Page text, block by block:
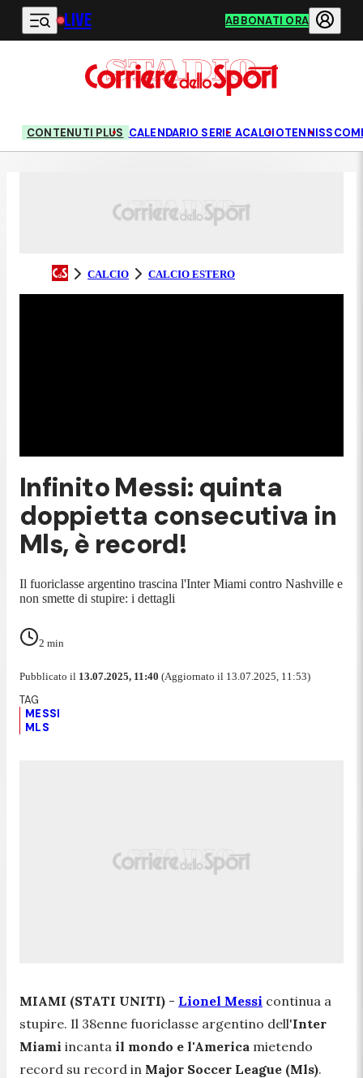
Vai al contenuto principale
LIVE ABBONATI ORA
CONTENUTI PLUS CALENDARIO SERIE ACALCIOTENNIS
CALCIO CALCIO ESTERO
Infinito Messi: quinta
doppietta consecutiva in
Mls, è record!
Il fuoriclasse argentino trascina l'Inter Miami contro Nashville e
non smette di stupire: i dettagli
2 min
Pubblicato il 13.07.2025, 11:40 (Aggiornato il 13.07.2025, 11:53)
MESSI
MLS
MIAMI (STATI UNITI) - Lionel Messi continua a
stupire. Il 38enne fuoriclasse argentino dell'Inter
Miami incanta il mondo e l'America mietendo
record su record in Major Soccer League (Mls).